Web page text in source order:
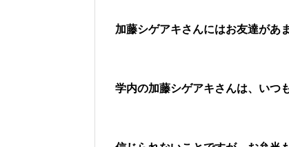
加藤シゲアキさんにはお友達があ
学内の加藤シゲアキさんは、いつ